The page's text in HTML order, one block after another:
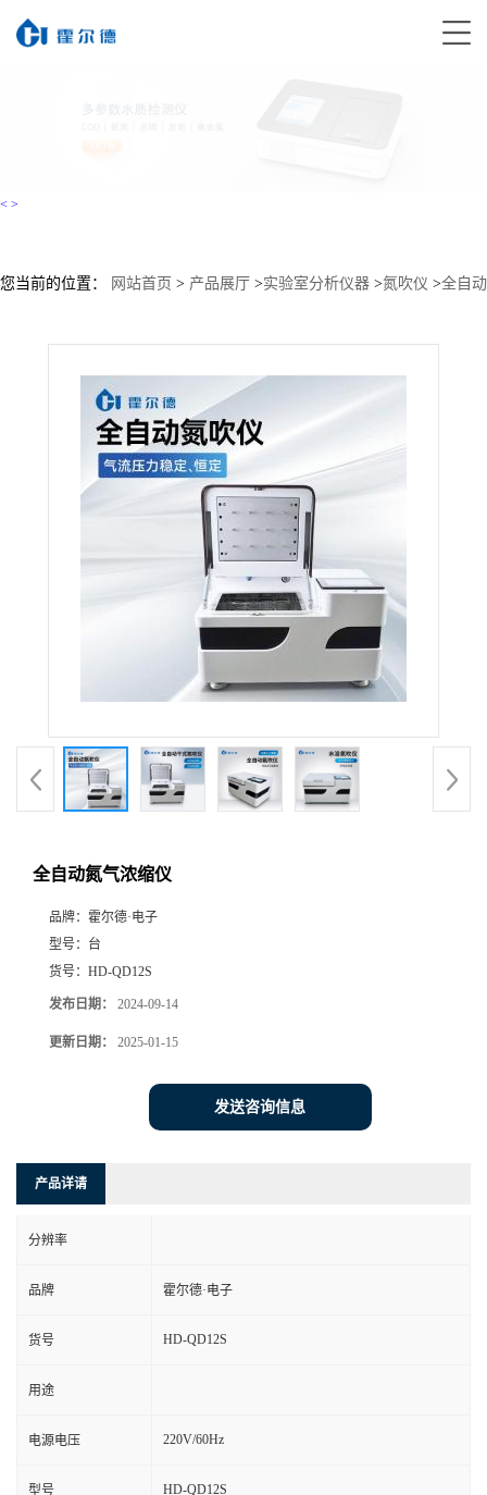
< >
您当前的位置： 网站首页 > 产品展厅 >实验室分析仪器 >氮吹仪 >全自动
全自动氮气浓缩仪
品牌： 霍尔德·电子
型号： 台
货号： HD-QD12S
发布日期： 2024-09-14
更新日期： 2025-01-15
发送咨询信息
产品详请
分辨率
品牌 霍尔德·电子
货号 HD-QD12S
用途
电源电压 220V/60Hz
型号 HD-QD12S